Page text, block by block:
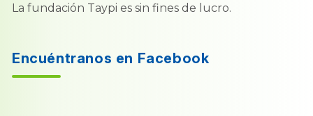
La fundación Taypi es sin fines de lucro.
Encuéntranos en Facebook